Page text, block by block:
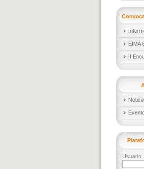
EIMA
II
Usuario